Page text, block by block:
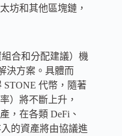
坊和其他區塊鏈，
組合和分配建議）機
決方案。具體而
代幣，隨著
）將不斷上升，
，在各類 DeFi、
的資產將由協議進